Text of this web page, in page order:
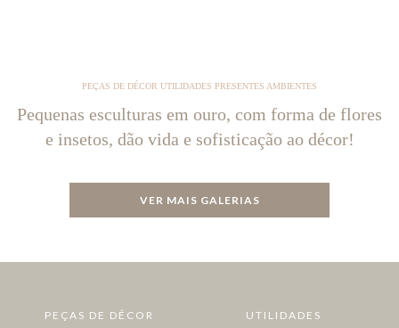
PEÇAS DE DÉCOR UTILIDADES PRESENTES AMBIENTES
Pequenas esculturas em ouro, com forma de flores
e insetos, dão vida e sofisticação ao décor!
VER MAIS GALERIAS
PEÇAS DE DÉCOR
UTILIDADES